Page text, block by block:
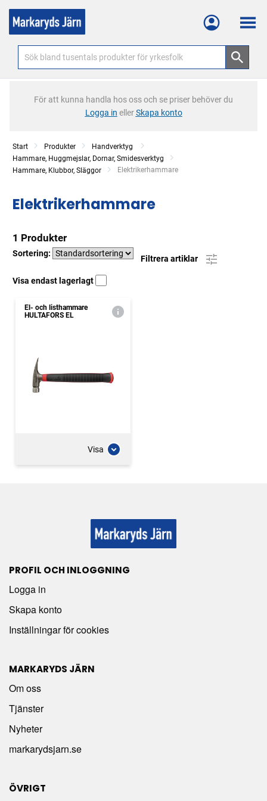
Meny
För att kunna handla hos oss och se priser behöver du
Logga in ellerSkapa konto
Start Produkter
Handverktyg
Hammare, Huggmejslar, Dornar, Smidesverktyg
Hammare, Klubbor, Släggor
Current:
Elektrikerhammare
Elektrikerhammare
1 Produkter
Sortering:
Filtrera artiklar
Visa endast lagerlagt
El- och listhammare
HULTAFORS EL
Visa
PROFIL OCH INLOGGNING
Logga in
Skapa konto
Inställningar för cookies
MARKARYDS JÄRN
Om oss
Tjänster
Nyheter
markarydsjarn.se
ÖVRIGT